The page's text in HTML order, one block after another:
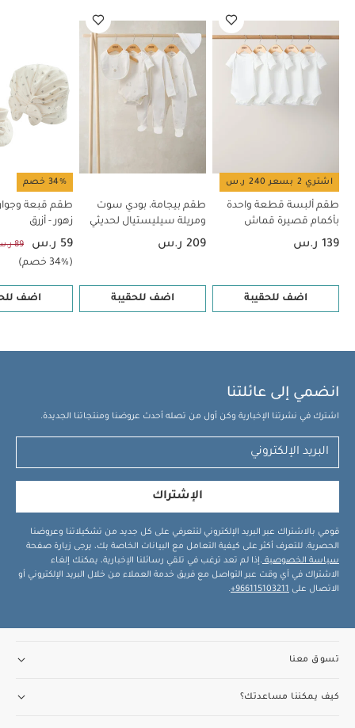
اشتري 2 بسعر 240 ر.س
طقم ألبسة قطعة واحدة
بأكمام قصيرة قماش
عضوي بلون أبيض - 5 قطع
139 ر.س
اضف للحقيبة
طقم بيجامة، بودي سوت
ومريلة سيليستيال لحديثي
الولادة، 5 قطع
209 ر.س
اضف للحقيبة
34% خصم
طقم قبعة
زهور - أزرق
59 ر.س 89 ر.س
(34% خصم)
اضف
انضمي إلى عائلتنا
اشترك في نشرتنا الإخبارية وكن أول من تصله أحدث عروضنا ومنتجاتنا الجديدة.
الإشتراك
قومي بالاشتراك عبر البريد الإلكتروني لتتعرفي على كل جديد من تشكيلاتنا وعروضنا
الحصرية. للتعرف أكثر على كيفية التعامل مع البيانات الخاصة بك، يرجى زيارة صفحة
سياسة الخصوصية .إذا لم تعد ترغب في تلقي رسائلنا الإخبارية، يمكنك إلغاء
الاشتراك في أي وقت عبر التواصل مع فريق خدمة العملاء من خلال البريد الإلكتروني أو
الاتصال على 966115103211+
.
تسوق معنا
كيف يمكننا مساعدتك؟